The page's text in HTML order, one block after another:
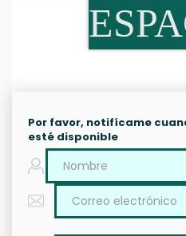
Por favor, notifícame
esté disponible